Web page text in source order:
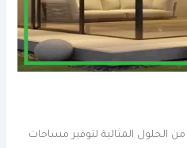
الحلول المثالية لتوفير مساحات